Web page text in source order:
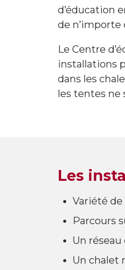
d’éducation
de n’importe
Le Centre
installations
dans les
les tentes ne
Les
Variété
Parcours
Un
Un chalet